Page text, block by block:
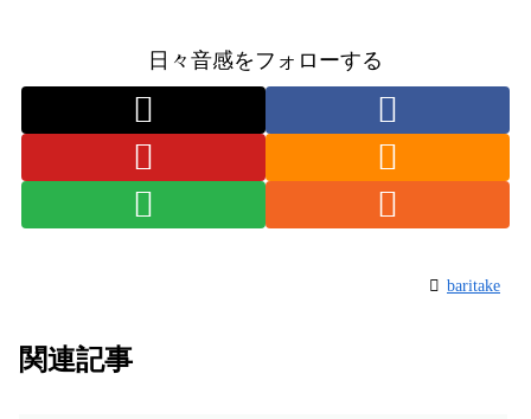
日々音感をフォローする
baritake
関連記事